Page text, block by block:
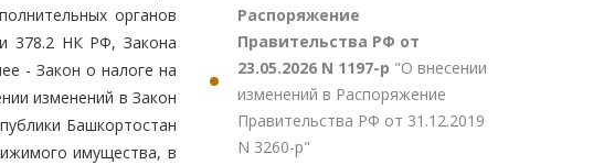
органов
378.2 НК РФ, Закона
- Закон о налоге на
изменений в Закон
Башкортостан
имущества, в
Распоряжение
Правительства РФ от
23.05.2026 N 1197-р "О внесении
изменений в Распоряжение
Правительства РФ от 31.12.2019
N 3260-р"